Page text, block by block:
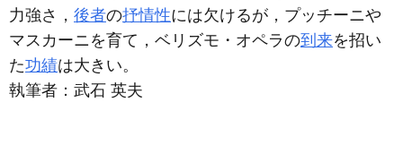
力強さ， 後者の抒情性には欠けるが，プッチーニや
マスカーニを育て，ベリズモ・オペラの到来を招い
た功績は大きい。
執筆者： 武石 英夫